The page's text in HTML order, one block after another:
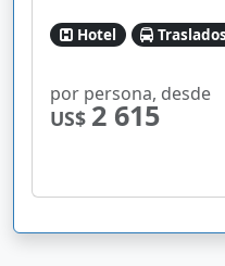
Hotel
por persona, desde
US$ 2 615